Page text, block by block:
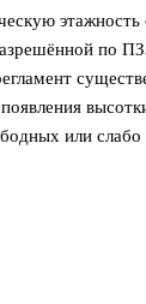
по
или слабо